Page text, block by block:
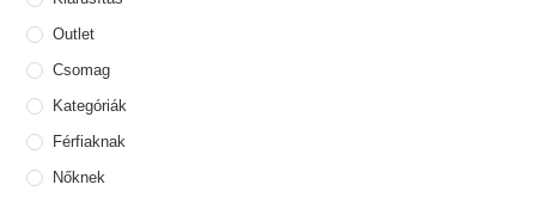
Outlet
Csomag
Kategóriák
Férfiaknak
Nőknek